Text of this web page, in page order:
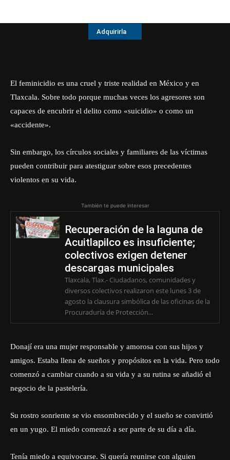
Adquirirla
El feminicidio es una cruel y triste realidad en México y en
Tlaxcala. Sobre todo porque muchas veces los agresores son
capaces de encubrir el delito como «suicidio» o como un
«accidente».
Sin embargo, los círculos sociales y familiares de las víctimas
pueden contribuir para atestiguar sobre esos precedentes
violentos en su vida.
También te puede interesar
Recuperación de la laguna de
Acuitlapilco es insuficiente;
colectivos exigen detener
descargas municipales
Tlaxcala, Tlax.- Ciudadanos, comunidades y
diversos colectivos realizaron este lunes 3 de
agosto la clausura simbólica de las oficinas de la
Procuraduría de Protección...
Donají era una mujer responsable y amorosa con sus hijos y
amigos. Estaba llena de sueños y propósitos en la vida. Pero todo
comenzó a cambiar cuando a su vida y a su rutina se añadió el
negocio de la pastelería.
Su rostro sonriente se vio ensombrecido y el sueño se convirtió
en un yugo. El miedo comenzó a ser parte de su día a día.
Tenía miedo a equivocarse. Si quería reunirse con alguien